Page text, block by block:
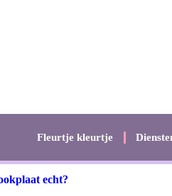
Fleurtje kleurtje
echt?